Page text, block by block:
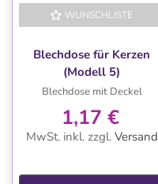
WUNSCHLISTE
Blechdose für Kerzen
(Modell 5)
Blechdose mit Deckel
1,17 €
MwSt. inkl. zzgl. Versand